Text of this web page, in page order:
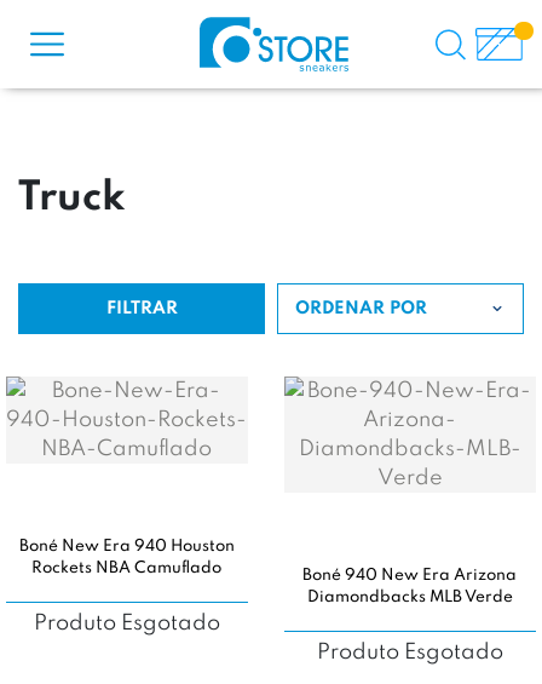
Truck
FILTRAR ORDENAR POR
Boné New Era 940 Houston
Rockets NBA Camuflado
Produto Esgotado
Boné 940 New Era Arizona
Diamondbacks MLB Verde
Produto Esgotado